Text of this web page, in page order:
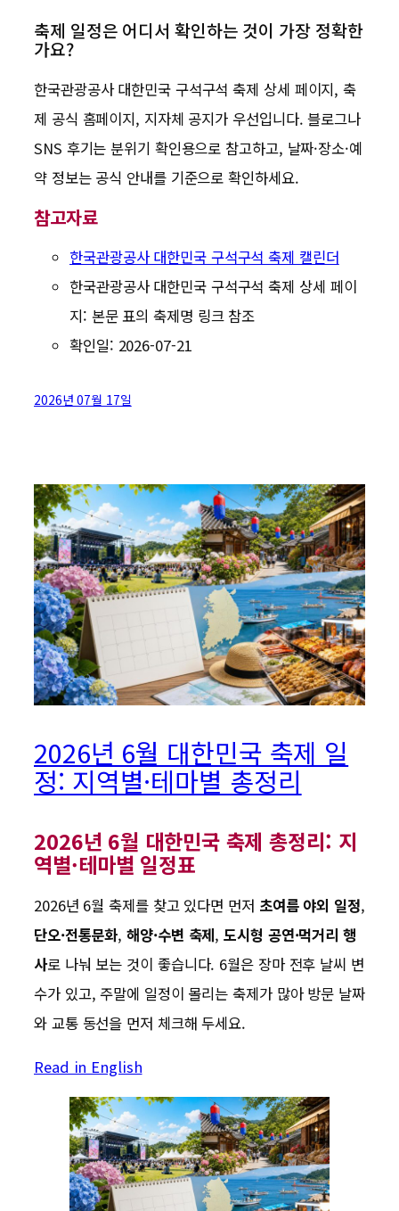
축제 일정은 어디서 확인하는 것이 가장 정확한
가요?
한국관광공사 대한민국 구석구석 축제 상세 페이지, 축
제 공식 홈페이지, 지자체 공지가 우선입니다. 블로그나
SNS 후기는 분위기 확인용으로 참고하고, 날짜·장소·예
약 정보는 공식 안내를 기준으로 확인하세요.
참고자료
한국관광공사 대한민국 구석구석 축제 캘린더
한국관광공사 대한민국 구석구석 축제 상세 페이
지: 본문 표의 축제명 링크 참조
확인일: 2026-07-21
2026년 07월 17일
2026년 6월 대한민국 축제 일
정: 지역별·테마별 총정리
2026년 6월 대한민국 축제 총정리: 지
역별·테마별 일정표
2026년 6월 축제를 찾고 있다면 먼저 초여름 야외 일정,
단오·전통문화,해양·수변 축제,도시형 공연·먹거리 행
사로 나눠 보는 것이 좋습니다. 6월은 장마 전후 날씨 변
수가 있고, 주말에 일정이 몰리는 축제가 많아 방문 날짜
와 교통 동선을 먼저 체크해 두세요.
Read in English